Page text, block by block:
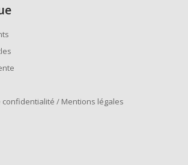
confidentialité / Mentions légales